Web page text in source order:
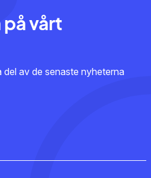
vårt
av de senaste nyheterna